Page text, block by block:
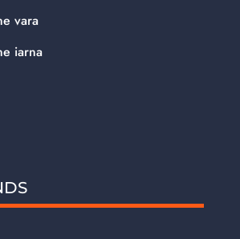
vara
iarna